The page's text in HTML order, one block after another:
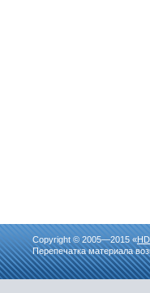
Copyright © 2005—2015 «
Перепечатка материала